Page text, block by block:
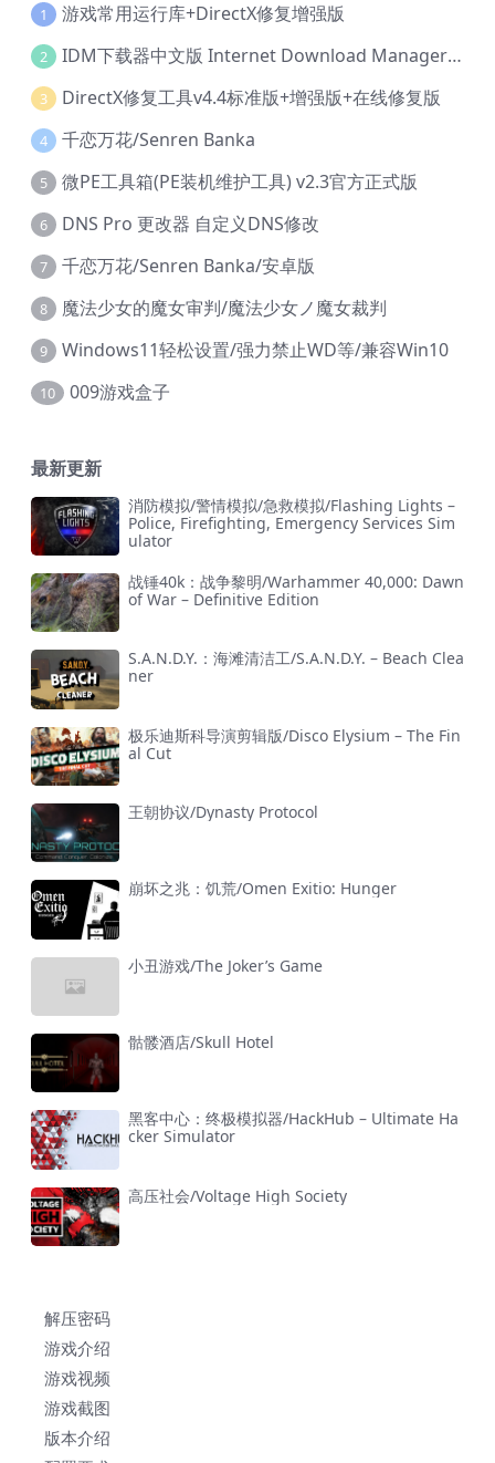
1 游戏常用运行库+DirectX修复增强版
2 IDM下载器中文版 Internet Download Manager v6.42.36 IDM
3 DirectX修复工具v4.4标准版+增强版+在线修复版
4 千恋万花/Senren Banka
5 微PE工具箱(PE装机维护工具) v2.3官方正式版
6 DNS Pro 更改器 自定义DNS修改
7 千恋万花/Senren Banka/安卓版
8 魔法少女的魔女审判/魔法少女ノ魔女裁判
9 Windows11轻松设置/强力禁止WD等/兼容Win10
10 009游戏盒子
最新更新
消防模拟/警情模拟/急救模拟/Flashing Lights –
Police, Firefighting, Emergency Services Sim
ulator
战锤40k：战争黎明/Warhammer 40,000: Dawn
of War – Definitive Edition
S.A.N.D.Y.：海滩清洁工/S.A.N.D.Y. – Beach Clea
ner
极乐迪斯科导演剪辑版/Disco Elysium – The Fin
al Cut
王朝协议/Dynasty Protocol
崩坏之兆：饥荒/Omen Exitio: Hunger
小丑游戏/The Joker’s Game
骷髅酒店/Skull Hotel
黑客中心：终极模拟器/HackHub – Ultimate Ha
cker Simulator
高压社会/Voltage High Society
解压密码
游戏介绍
游戏视频
游戏截图
版本介绍